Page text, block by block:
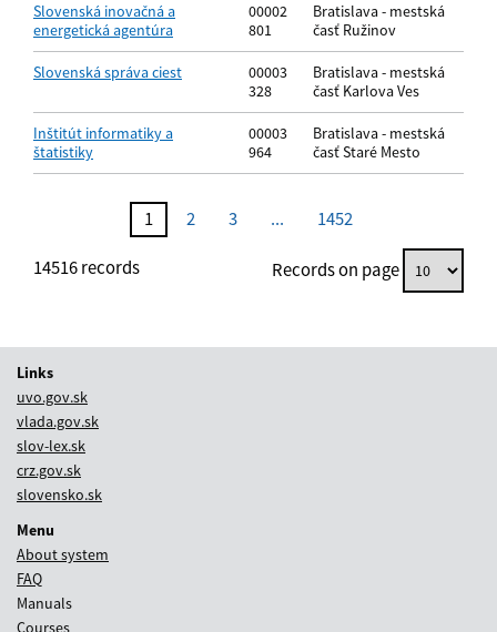
Slovenská inovačná a
energetická agentúra
00002
801
Bratislava - mestská
časť Ružinov
Slovenská správa ciest
00003
328
Bratislava - mestská
časť Karlova Ves
Inštitút informatiky a
štatistiky
00003
964
Bratislava - mestská
časť Staré Mesto
No records matching the specified search criteria were found.
14516records
1 2 3 ... 1452
Records on page
Links
uvo.gov.sk
vlada.gov.sk
slov-lex.sk
crz.gov.sk
slovensko.sk
Menu
About system
FAQ
Manuals
Courses